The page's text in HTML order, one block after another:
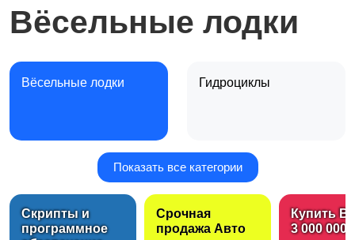
Вёсельные лодки
Вёсельные лодки Гидроциклы
Катера и яхты 16
Моторные лодки и
моторы2
Показать все категории
Скрипты и
программное
Срочная
продажа Авто
Купить
3 000 000